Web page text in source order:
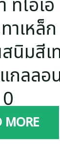
ทีโอเ
เหล็
นิมสีเ
กลล
MORE